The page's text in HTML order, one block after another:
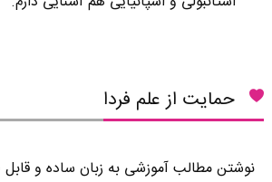
حمایت از علم فردا
نوشتن مطالب آموزشی به زبان ساده و قابل